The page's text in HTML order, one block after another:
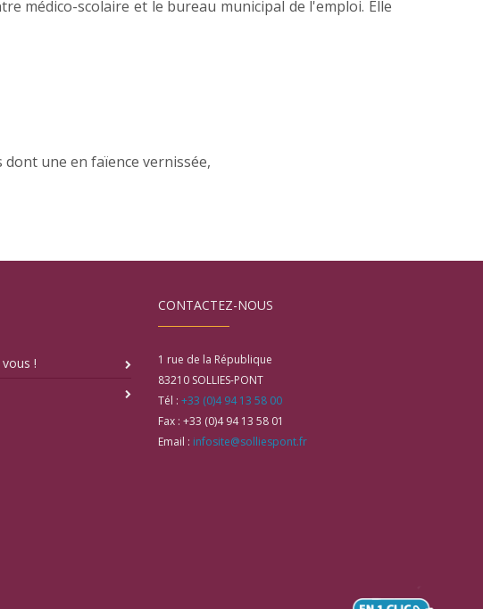
médico-scolaire et le bureau municipal de l'emploi. Elle
dont une en faïence vernissée,
!
CONTACTEZ-NOUS
1 rue de la République
83210 SOLLIES-PONT
Tél : +33 (0)4 94 13 58 00
Fax : +33 (0)4 94 13 58 01
Email : infosite@solliespont.fr